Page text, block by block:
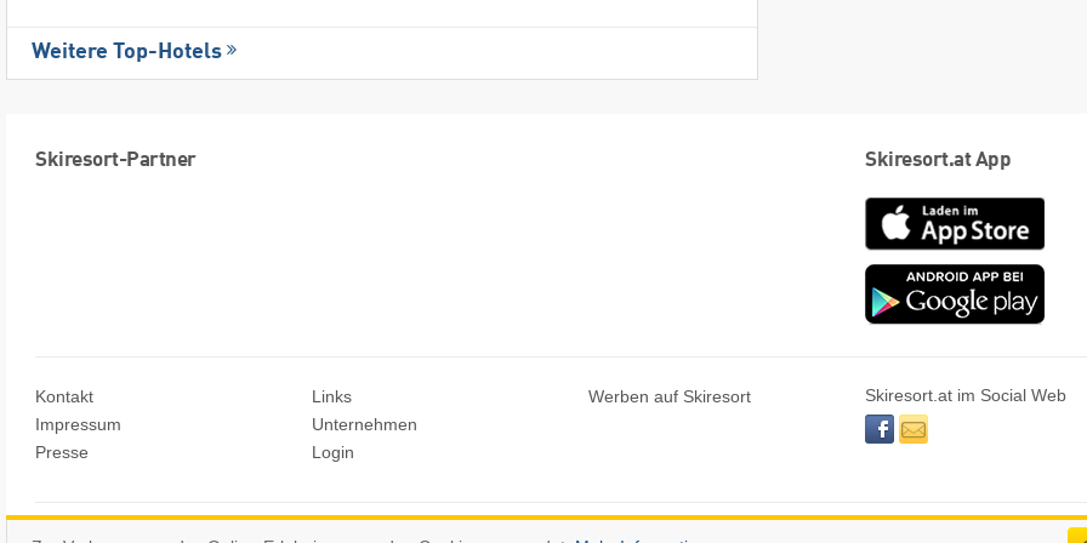
Weitere Top-Hotels
Skiresort-Partner Skiresort.at App
App
Store
Kontakt
Impressum
Presse
Links
Unternehmen
Login
Werben auf Skiresort
Skiresort.at im Social Web
facebooknewsletter